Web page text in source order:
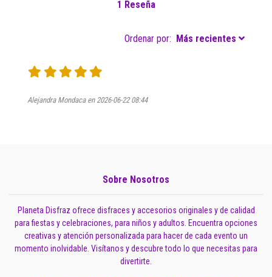
1 Reseña
Ordenar por: Más recientes
Alejandra Mondaca en 2026-06-22 08:44
Sobre Nosotros
Planeta Disfraz ofrece disfraces y accesorios originales y de calidad
para fiestas y celebraciones, para niños y adultos. Encuentra opciones
creativas y atención personalizada para hacer de cada evento un
momento inolvidable. Visítanos y descubre todo lo que necesitas para
divertirte.